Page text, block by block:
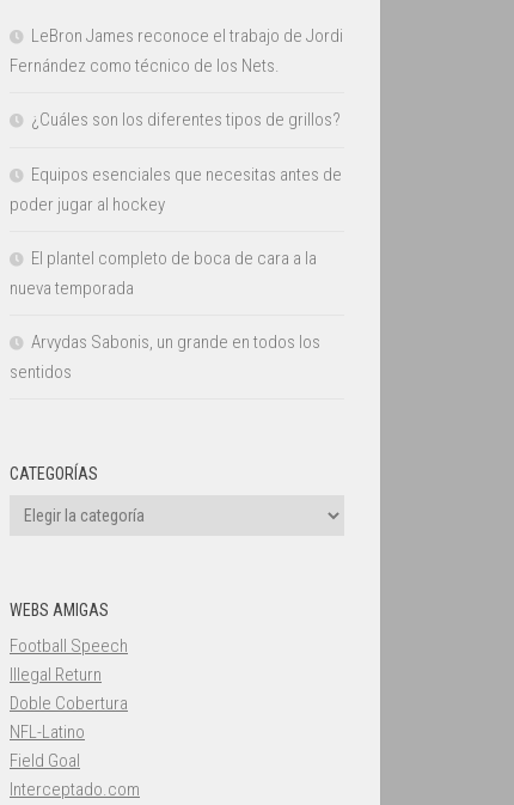
LeBron James reconoce el trabajo de Jordi
Fernández como técnico de los Nets.
¿Cuáles son los diferentes tipos de grillos?
Equipos esenciales que necesitas antes de
poder jugar al hockey
El plantel completo de boca de cara a la
nueva temporada
Arvydas Sabonis, un grande en todos los
sentidos
CATEGORÍAS
Categorías
WEBS AMIGAS
Football Speech
Illegal Return
Doble Cobertura
NFL-Latino
Field Goal
Interceptado.com